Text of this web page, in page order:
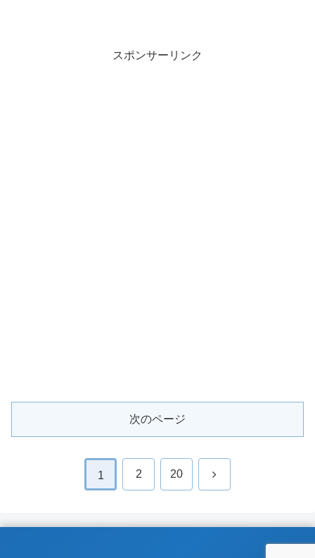
スポンサーリンク
次のページ
1 2 20 次